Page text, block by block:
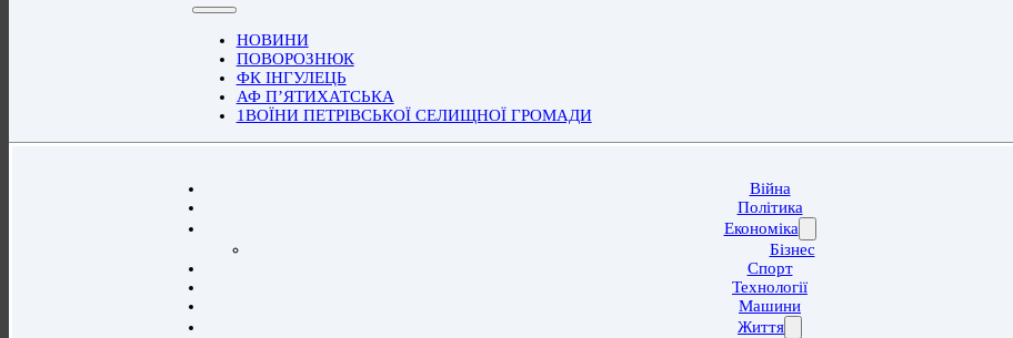
НОВИНИ
ПОВОРОЗНЮК
ФК ІНГУЛЕЦЬ
АФ П’ЯТИХАТСЬКА
1ВОЇНИ ПЕТРІВСЬКОЇ СЕЛИЩНОЇ ГРОМАДИ
Війна
Політика
Економіка
Бізнес
Спорт
Технології
Машини
Життя